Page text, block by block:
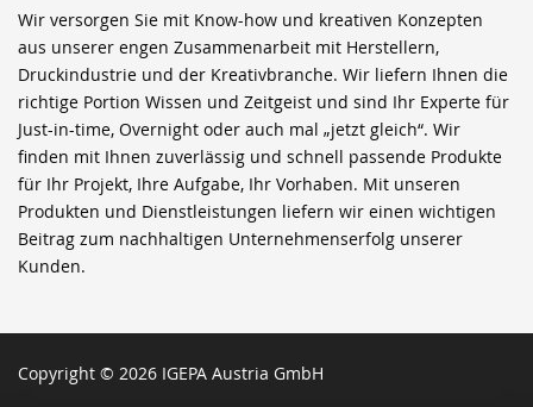
Wir versorgen Sie mit Know-how und kreativen Konzepten
aus unserer engen Zusammenarbeit mit Herstellern,
Druckindustrie und der Kreativbranche. Wir liefern Ihnen die
richtige Portion Wissen und Zeitgeist und sind Ihr Experte für
Just-in-time, Overnight oder auch mal „jetzt gleich“. Wir
finden mit Ihnen zuverlässig und schnell passende Produkte
für Ihr Projekt, Ihre Aufgabe, Ihr Vorhaben. Mit unseren
Produkten und Dienstleistungen liefern wir einen wichtigen
Beitrag zum nachhaltigen Unternehmenserfolg unserer
Kunden.
Copyright © 2026 IGEPA Austria GmbH